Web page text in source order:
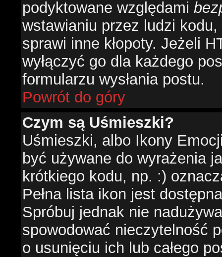
podyktowane względami
wstawianiu przez ludzi
sprawi inne kłopoty. Jeżeli
wyłączyć go dla każdego
formularzu wysłania postu.
Powrót do góry
Czym są Uśmieszki?
Uśmieszki, albo Ikony
być używane do wyrażenia
krótkiego kodu, np. :)
Pełna lista ikon jest
Spróbuj jednak nie
spowodować nieczytelność
o usunięciu ich lub całego